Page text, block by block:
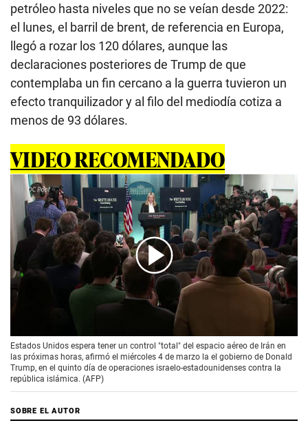
petróleo hasta niveles que no se veían desde 2022:
el lunes, el barril de brent, de referencia en Europa,
llegó a rozar los 120 dólares, aunque las
declaraciones posteriores de Trump de que
contemplaba un fin cercano a la guerra tuvieron un
efecto tranquilizador y al filo del mediodía cotiza a
menos de 93 dólares.
VIDEO RECOMENDADO
Estados Unidos espera tener un control "total" del espacio aéreo de Irán en
las próximas horas, afirmó el miércoles 4 de marzo la el gobierno de Donald
Trump, en el quinto día de operaciones israelo-estadounidenses contra la
república islámica. (AFP)
SOBRE EL AUTOR